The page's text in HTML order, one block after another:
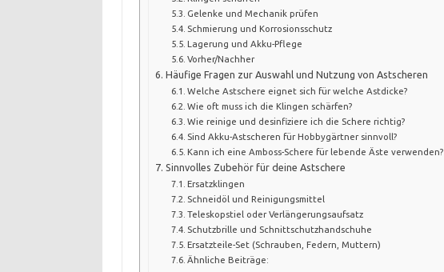
Gelenke und Mechanik prüfen
Schmierung und Korrosionsschutz
Lagerung und Akku-Pflege
Vorher/Nachher
Häufige Fragen zur Auswahl und Nutzung von Astscheren
Welche Astschere eignet sich für welche Astdicke?
Wie oft muss ich die Klingen schärfen?
Wie reinige und desinfiziere ich die Schere richtig?
Sind Akku-Astscheren für Hobbygärtner sinnvoll?
Kann ich eine Amboss-Schere für lebende Äste verwenden?
Sinnvolles Zubehör für deine Astschere
Ersatzklingen
Schneidöl und Reinigungsmittel
Teleskopstiel oder Verlängerungsaufsatz
Schutzbrille und Schnittschutzhandschuhe
Ersatzteile-Set (Schrauben, Federn, Muttern)
Ähnliche Beiträge: